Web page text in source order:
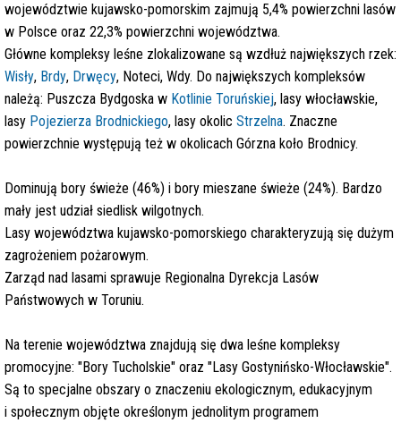
województwie kujawsko-pomorskim zajmują 5,4% powierzchni lasów
w Polsce oraz 22,3% powierzchni województwa.
Główne kompleksy leśne zlokalizowane są wzdłuż największych rzek:
Wisły, Brdy, Drwęcy, Noteci, Wdy. Do największych kompleksów
należą: Puszcza Bydgoska w Kotlinie Toruńskiej, lasy włocławskie,
lasy Pojezierza Brodnickiego, lasy okolic Strzelna. Znaczne
powierzchnie występują też w okolicach Górzna koło Brodnicy.
Dominują bory świeże (46%) i bory mieszane świeże (24%). Bardzo
mały jest udział siedlisk wilgotnych.
Lasy województwa kujawsko-pomorskiego charakteryzują się dużym
zagrożeniem pożarowym.
Zarząd nad lasami sprawuje Regionalna Dyrekcja Lasów
Państwowych w Toruniu.
Na terenie województwa znajdują się dwa leśne kompleksy
promocyjne: "Bory Tucholskie" oraz "Lasy Gostynińsko-Włocławskie".
Są to specjalne obszary o znaczeniu ekologicznym, edukacyjnym
i społecznym objęte określonym jednolitym programem